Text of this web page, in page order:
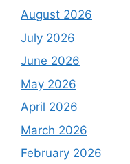
August 2026
July 2026
June 2026
May 2026
April 2026
March 2026
February 2026